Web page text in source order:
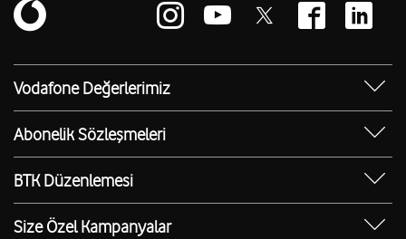
Vodafone Değerlerimiz
Sosyal Destek
Erişilebilir Mağazalar
Abonelik Sözleşmeleri
Kurumsal Tip Abonelik Sözleşmesi
BTK Düzenlemesi
Bilgi Teknolojileri ve İletişim Kurumu (BTK)
Düzenlemesi
Size Özel Kampanyalar